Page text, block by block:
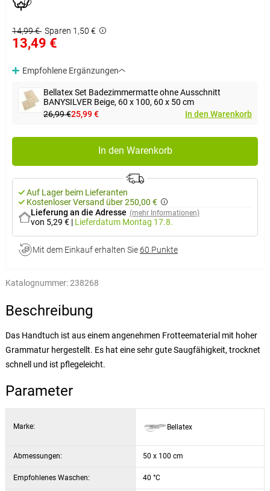
14,99 € Sparen 1,50 €
13,49 €
Empfohlene Ergänzungen
Bellatex Set Badezimmermatte ohne Ausschnitt
BANYSILVER Beige, 60 x 100, 60 x 50 cm
26,99 €25,99 € In den Warenkorb
In den Warenkorb
Auf Lager beim Lieferanten
Kostenloser Versand über 250,00 €
Lieferung an die Adresse (mehr Informationen)
von 5,29 € | Lieferdatum Montag 17.8.
Mit dem Einkauf erhalten Sie 60 Punkte
Katalognummer:238268
Beschreibung
Das Handtuch ist aus einem angenehmen Frotteematerial mit hoher
Grammatur hergestellt. Es hat eine sehr gute Saugfähigkeit, trocknet
schnell und ist pflegeleicht.
Parameter
Marke: Bellatex
Abmessungen: 50 x 100 cm
Empfohlenes Waschen: 40 °C